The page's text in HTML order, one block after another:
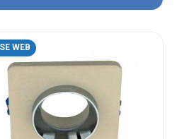
WEB